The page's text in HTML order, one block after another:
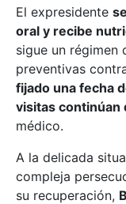
El expresidente
oral y recibe
sigue un
preventivas
fijado una fecha
visitas continúan
médico.
A la delicada
compleja
su recuperación,